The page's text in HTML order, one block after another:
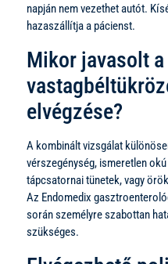
napján nem vezethet autót.
hazaszállítja a pácienst.
Mikor javasolt
elvégzése?
A kombinált vizsgálat
vérszegénység, ismeretlen
tápcsatornai tünetek, vagy
Az Endomedix
során személyre szabottan
szükséges.